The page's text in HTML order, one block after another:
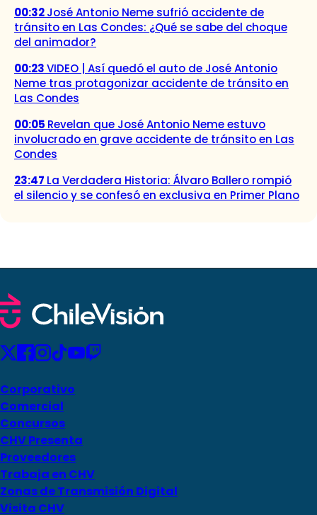
00:32José Antonio Neme sufrió accidente de
tránsito en Las Condes: ¿Qué se sabe del choque
del animador?
00:23VIDEO | Así quedó el auto de José Antonio
Neme tras protagonizar accidente de tránsito en
Las Condes
00:05 Revelan que José Antonio Neme estuvo
involucrado en grave accidente de tránsito en Las
Condes
23:47 La Verdadera Historia: Álvaro Ballero rompió
el silencio y se confesó en exclusiva en Primer Plano
Corporativo
Comercial
Concursos
CHV Presenta
Proveedores
Trabaja en CHV
Zonas de Transmisión Digital
Visita CHV